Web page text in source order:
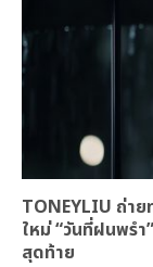
TONEYLIU ถ่าย
ใหม่ “วันที่ฝนพรำ
สุดท้าย